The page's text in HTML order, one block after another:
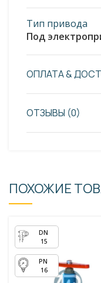
Тип привода
Под
ОПЛАТА &
ОТЗЫВЫ (0)
ПОХОЖИЕ
15
16